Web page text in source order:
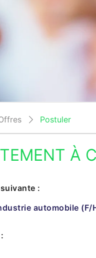
Postuler
À
:
automobile (F/